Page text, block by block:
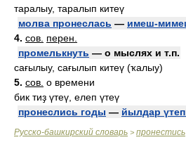
таралыу, таралып китеү
молва пронеслась — имеш-
4. сов. перен.
промелькнуть — о мыслях и т.п.
сағылыу, сағылып китеү (ҡалыу)
5. сов. о времени
бик тиҙ үтеү, елеп үтеү
пронеслись годы — йылдар үтеп
Русско-башкирский словарь > пронестись